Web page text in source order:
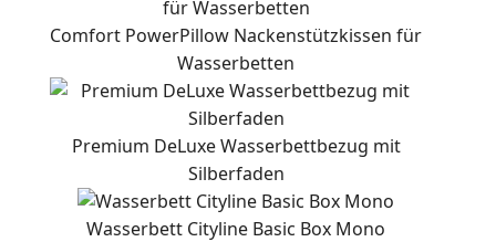
Comfort PowerPillow Nackenstützkissen für
Wasserbetten
Premium DeLuxe Wasserbettbezug mit
Silberfaden
Wasserbett Cityline Basic Box Mono